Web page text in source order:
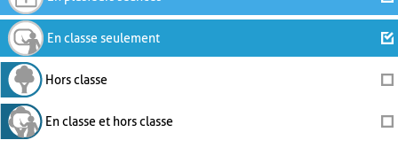
En classe seulement
Hors classe
En classe et hors classe